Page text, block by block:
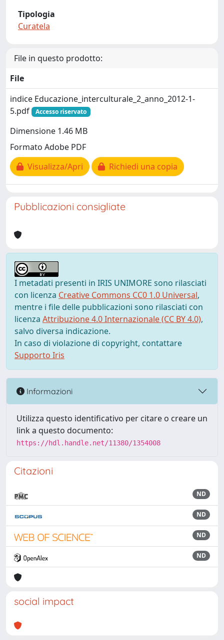
Tipologia
Curatela
File in questo prodotto:
File
indice Educazione_interculturale_2_anno_2012-1-
5.pdf
Accesso riservato
Dimensione 1.46 MB
Formato Adobe PDF
Visualizza/Apri
Richiedi una copia
Pubblicazioni consigliate
I metadati presenti in IRIS UNIMORE sono rilasciati
con licenza Creative Commons CC0 1.0 Universal,
mentre i file delle pubblicazioni sono rilasciati con
licenza Attribuzione 4.0 Internazionale (CC BY 4.0),
salvo diversa indicazione.
In caso di violazione di copyright, contattare
Supporto Iris
Informazioni
Utilizza questo identificativo per citare o creare un
link a questo documento:
https://hdl.handle.net/11380/1354008
Citazioni
ND
ND
ND
ND
social impact